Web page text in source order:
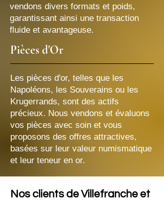
vendons divers formats et poids,
garantissant ainsi une transaction
fluide et avantageuse.
Pièces d'Or
Les pièces d'or, telles que les
Napoléons, les Souverains ou les
Krugerrands, sont des actifs
précieux. Nous vendons et évaluons
vos pièces avec soin et vous
proposons des offres attractives,
basées sur leur valeur numismatique
et leur teneur en or.
Nos clients de Villefranche et